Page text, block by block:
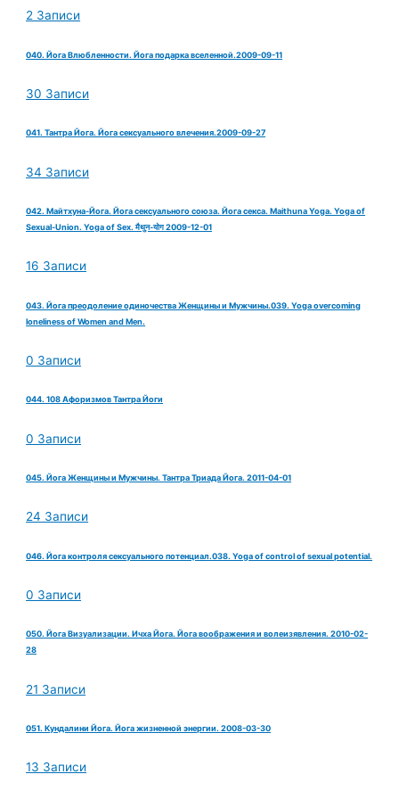
2 Записи
040. Йога Влюбленности. Йога подарка вселенной.2009-09-11
30 Записи
041. Тантра Йога. Йога сексуального влечения.2009-09-27
34 Записи
042. Майтхуна-Йога. Йога сексуального союза. Йога секса. Maithuna Yoga. Yoga of
Sexual-Union. Yoga of Sex. मैथुन-योग 2009-12-01
16 Записи
043. Йога преодоление одиночества Женщины и Мужчины.039. Yoga overcoming
loneliness of Women and Men.
0 Записи
044. 108 Афоризмов Тантра Йоги
0 Записи
045. Йога Женщины и Мужчины. Тантра Триада Йога. 2011-04-01
24 Записи
046. Йога контроля сексуального потенциал.038. Yoga of control of sexual potential.
0 Записи
050. Йога Визуализации. Ичха Йога. Йога воображения и волеизявления. 2010-02-
28
21 Записи
051. Кундалини Йога. Йога жизненной энергии. 2008-03-30
13 Записи